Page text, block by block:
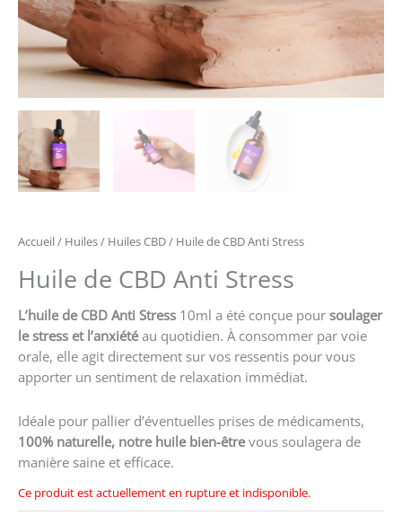
Accueil/ Huiles/ Huiles CBD/ Huile de CBD Anti Stress
Huile de CBD Anti Stress
L’huile de CBD Anti Stress 10ml a été conçue pour soulager
le stress et l’anxiétéau quotidien. À consommer par voie
orale, elle agit directement sur vos ressentis pour vous
apporter un sentiment de relaxation immédiat.
Idéale pour pallier d’éventuelles prises de médicaments,
100% naturelle, notre huile bien-êtrevous soulagera de
manière saine et efficace.
Ce produit est actuellement en rupture et indisponible.